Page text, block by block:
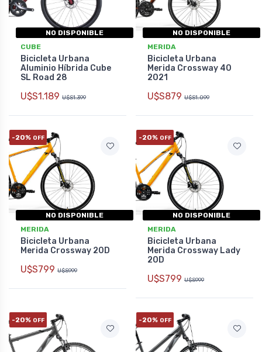
NO DISPONIBLE
CUBE
Bicicleta Urbana
Aluminio Híbrida Cube
SL Road 28
U$S1.189 U$S1.399
NO DISPONIBLE
MERIDA
Bicicleta Urbana
Merida Crossway 40
2021
U$S879 U$S1.099
-20% OFF
NO DISPONIBLE
MERIDA
Bicicleta Urbana
Merida Crossway 20D
U$S799 U$S999
-20% OFF
NO DISPONIBLE
MERIDA
Bicicleta Urbana
Merida Crossway Lady
20D
U$S799 U$S999
-20% OFF -20% OFF